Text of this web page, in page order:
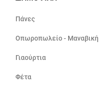
Πάνες
Οπωροπωλείο - Μαναβική
Γιαούρτια
Φέτα